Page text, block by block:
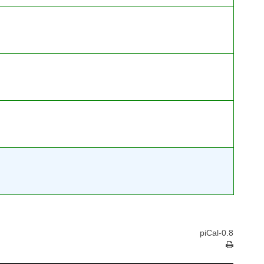
piCal-0.8